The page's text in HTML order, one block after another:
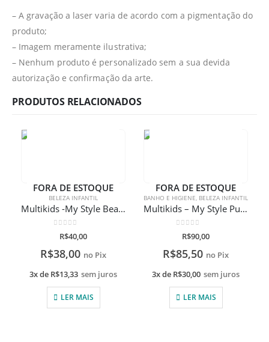
– A gravação a laser varia de acordo com a pigmentação do
produto;
– Imagem meramente ilustrativa;
– Nenhum produto é personalizado sem a sua devida
autorização e confirmação da arte.
PRODUTOS RELACIONADOS
FORA DE ESTOQUE
BELEZA INFANTIL
Multikids -My Style Beauty – Paleta Charmosa
de 5
R$40,00
R$38,00 no Pix
3x de R$13,33 sem juros
LER MAIS
FORA DE ESTOQUE
BANHO E HIGIENE, BELEZA INFANTIL
Multikids – My Style Pulseiras BFF 6+
de 5
R$90,00
R$85,50 no Pix
3x de R$30,00 sem juros
LER MAIS